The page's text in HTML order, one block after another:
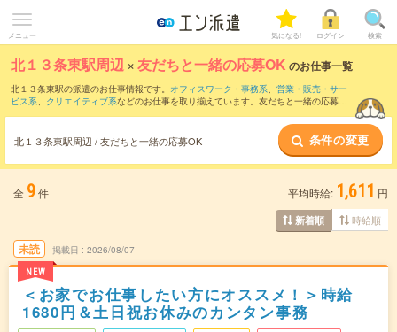
メニュー 気になる! ログイン 検索
北１３条東駅周辺 ×友だちと一緒の応募OK のお仕事一覧
北１３条東駅の派遣のお仕事情報です。 オフィスワーク・事務系、 営業・販売・サー
ビス系、 クリエイティブ系などのお仕事を取り揃えています。友だちと一緒の応募OK
北１３条東駅周辺 / 友だちと一緒の応募OK 条件の変更
全 9件 平均時給: 1,611 円
新着順 時給順
未読
NEW
掲載日 2026/08/07
＜お家でお仕事したい方にオススメ！＞時給
1680円＆土日祝お休みのカンタン事務